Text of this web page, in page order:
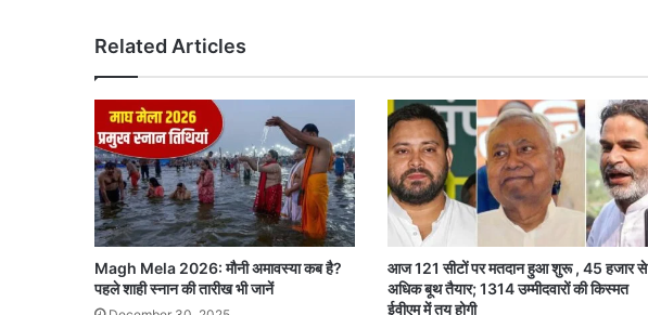
Related Articles
Magh Mela 2026: मौनी अमावस्या कब है?
पहले शाही स्नान की तारीख भी जानें
आज 121 सीटों पर मतदान हुआ शुरू , 45 हजार से
अधिक बूथ तैयार; 1314 उम्मीदवारों की किस्मत
ईवीएम में तय होगी